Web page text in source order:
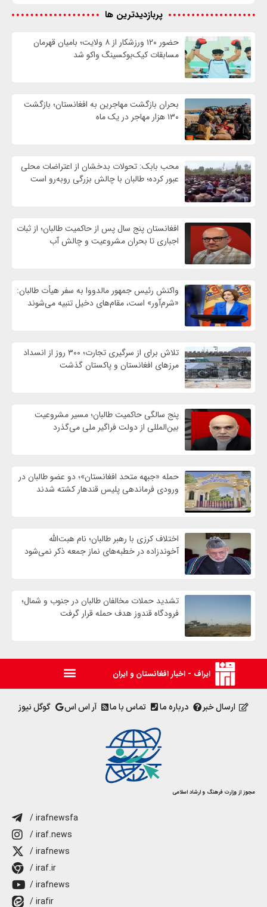
پربازدیدترین ها
حضور ۱۲۰ ورزشکار از ۸ ولایت؛ بامیان قهرمان
مسابقات کیک‌بوکسینگ واکو شد
بحران بازگشت مهاجرین به افغانستان؛ بازگشت
۱۳۰ هزار مهاجر در یک ماه
محب بابک: تحولات بدخشان از اعتراضات محلی
عبور کرده؛ طالبان با چالش بزرگی روبه‌رو است
افغانستان پنج سال پس از حاکمیت طالبان؛ از ثبات
اجباری تا بحران مشروعیت و چالش آب
واکنش رئیس جمهور مالدووا به سفر هیأت طالبان:
«شرم‌آور» است، مقام‌های دخیل تنبیه می‌شوند
تلاش برای از سرگیری تجارت؛ ۳۰۰ روز از انسداد
مرزهای افغانستان و پاکستان گذشت
پنج سالگی حاکمیت طالبان؛ مسیر مشروعیت
بین‌المللی از دولت فراگیر ملی می‌گذرد
حمله «جبهه متحد افغانستان»؛ دو عضو طالبان در
ورودی فرماندهی پلیس قندهار کشته شدند
اختلاف کرزی با رهبر طالبان؛ نام هبت‌الله
آخوندزاده در خطبه‌های نماز جمعه ذکر نمی‌شود
تشدید حملات مخالفان طالبان در جنوب و شمال؛
فرودگاه قندوز هدف حمله قرار گرفت
ایراف - اخبار افغانستان و ایران
ارسال خبر درباره ما تماس با ما آر اس اس گوگل نیوز
مجوز از وزارت فرهنگ و ارشاد اسلامی
/ irafnewsfa
/ iraf.news
/ irafnews
/ iraf.ir
/ irafnews
/ irafir